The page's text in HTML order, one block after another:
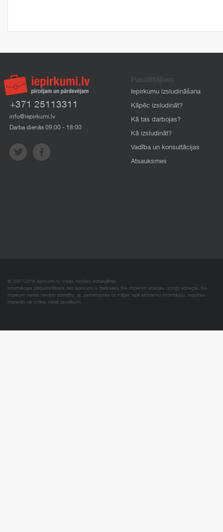
+371 25113311
info@iepirkumi.lv
Darba dienās 09:00 - 18:00
Pasūtītājiem
Iepirkumu izsludināšana
Kāpēc izsludināt?
Kā tas darbojas?
Kā izsludināt?
Vadība un konsultācijas
Atsauksmes
© 2007–2018 Iepirkumi.lv. Visas tiesības aizsargātas.
Informācijas pārpublicēšana bez iepirkumi.lv īpašnieka SIA Imperum atļaujas, stingri aizliegta. SIA
Imperum nenes nekādu atbildību, ja, pamatojoties uz mājas lapā atrodamo informāciju, radušies
materiāli vai citāda veida zaudējumi.